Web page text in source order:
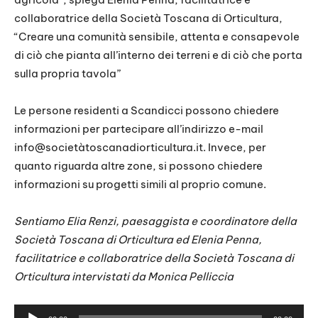
collaboratrice della Società Toscana di Orticultura,
“Creare una comunità sensibile, attenta e consapevole
di ciò che pianta all’interno dei terreni e di ciò che porta
sulla propria tavola”
Le persone residenti a Scandicci possono chiedere
informazioni per partecipare all’indirizzo e-mail
info@societàtoscanadiorticultura.it. Invece, per
quanto riguarda altre zone, si possono chiedere
informazioni su progetti simili al proprio comune.
Sentiamo Elia Renzi, paesaggista e coordinatore della
Società Toscana di Orticultura ed Elenia Penna,
facilitatrice e collaboratrice della Società Toscana di
Orticultura intervistati da Monica Pelliccia